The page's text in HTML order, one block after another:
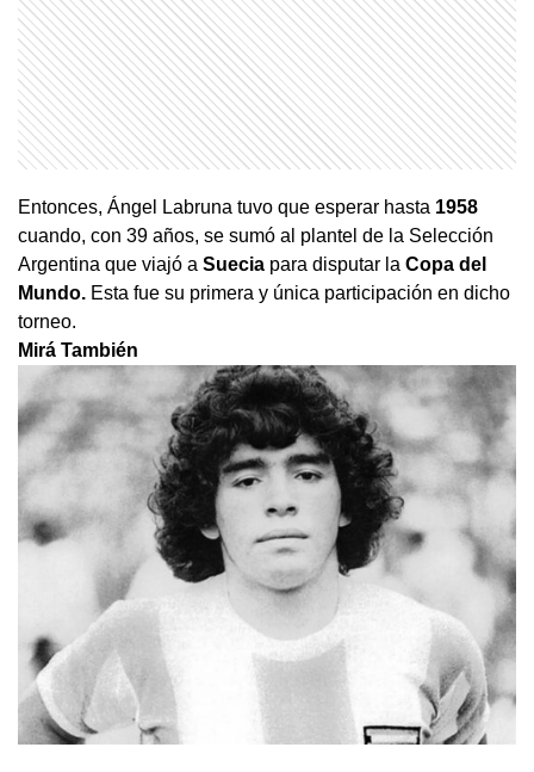
Entonces, Ángel Labruna tuvo que esperar hasta 1958
cuando, con 39 años, se sumó al plantel de la Selección
Argentina que viajó a Suecia para disputar la Copa del
Mundo. Esta fue su primera y única participación en dicho
torneo.
Mirá También